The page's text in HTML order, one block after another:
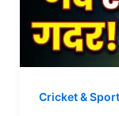
Cricket &